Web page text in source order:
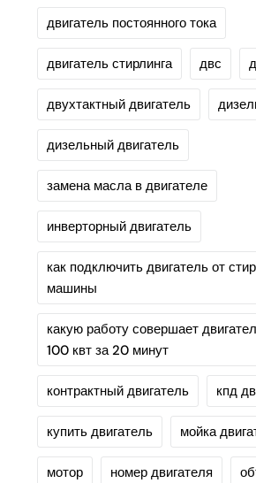
двигатель постоянного тока
двигатель стирлинга двс
двухтактный двигатель
дизельный двигатель
замена масла в двигателе
инверторный двигатель
как подключить двигатель от
машины
какую работу совершает
100 квт за 20 минут
контрактный двигатель кпд
купить двигатель мойка
мотор номер двигателя